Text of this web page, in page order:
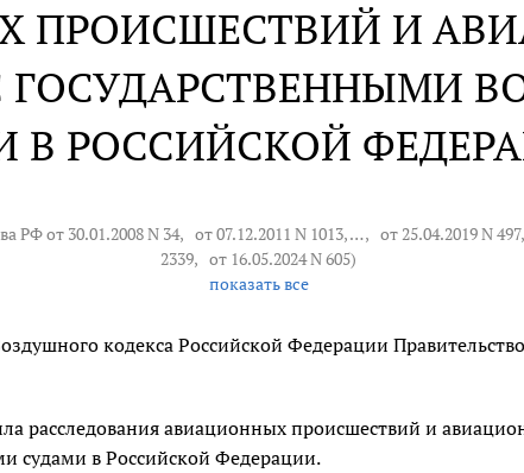
ПРОИСШЕСТВИЙ И
ГОСУДАРСТВЕННЫМИ
В РОССИЙСКОЙ
РФ от 30.01.2008 N 34, от 07.12.2011 N 1013, … , от 25.04.2019 N 497
2339, от 16.05.2024 N 605)
показать все
кодекса Российской Федерации
расследования авиационных происшествий и
судами в Российской Федерации.